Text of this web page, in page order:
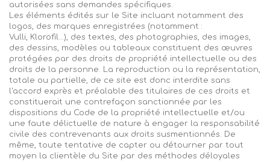
autorisées sans demandes spécifiques.
Les éléments édités sur le Site incluant notamment des
logos, des marques enregistrées (notamment :
Vulli, Klorofil...), des textes, des photographies, des images,
des dessins, modèles ou tableaux constituent des œuvres
protégées par des droits de propriété intellectuelle ou des
droits de la personne. La reproduction ou la représentation,
totale ou partielle, de ce site est donc interdite sans
l'accord exprès et préalable des titulaires de ces droits et
constituerait une contrefaçon sanctionnée par les
dispositions du Code de la propriété intellectuelle et/ou
une faute délictuelle de nature à engager la responsabilité
civile des contrevenants aux droits susmentionnés. De
même, toute tentative de capter ou détourner par tout
moyen la clientèle du Site par des méthodes déloyales